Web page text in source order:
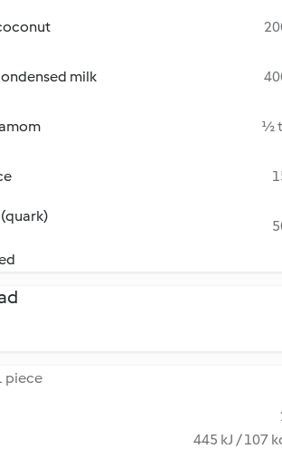
milk
½
piece
445 kJ / 107